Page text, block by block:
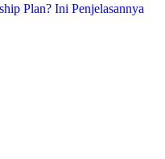
Plan? Ini Penjelasannya